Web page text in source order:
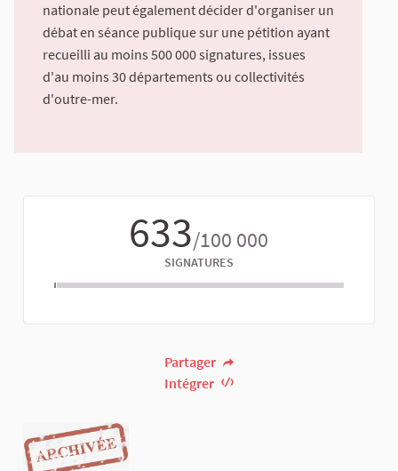
nationale peut également décider d'organiser un
débat en séance publique sur une pétition ayant
recueilli au moins 500 000 signatures, issues
d'au moins 30 départements ou collectivités
d'outre-mer.
633/100 000
SIGNATURES
Partager
Intégrer